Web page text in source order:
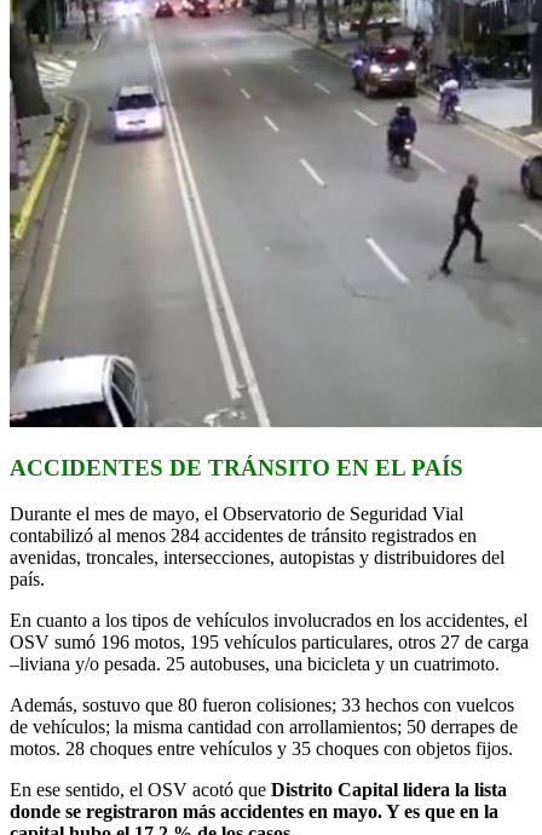
ACCIDENTES DE TRÁNSITO EN EL PAÍS
Durante el mes de mayo, el Observatorio de Seguridad Vial
contabilizó al menos 284 accidentes de tránsito registrados en
avenidas, troncales, intersecciones, autopistas y distribuidores del
país.
En cuanto a los tipos de vehículos involucrados en los accidentes, el
OSV sumó 196 motos, 195 vehículos particulares, otros 27 de carga
–liviana y/o pesada. 25 autobuses, una bicicleta y un cuatrimoto.
Además, sostuvo que 80 fueron colisiones; 33 hechos con vuelcos
de vehículos; la misma cantidad con arrollamientos; 50 derrapes de
motos. 28 choques entre vehículos y 35 choques con objetos fijos.
En ese sentido, el OSV acotó que Distrito Capital lidera la lista
donde se registraron más accidentes en mayo. Y es que en la